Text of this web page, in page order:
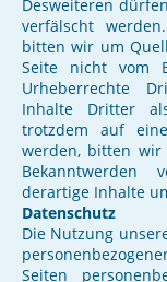
Desweiteren
verfälscht
bitten wir um
Seite nicht vom
Urheberrechte
Inhalte Dritter
trotzdem auf
werden, bitten wir
Bekanntwerden
derartige Inhalte
Datenschutz
Die Nutzung
Seiten